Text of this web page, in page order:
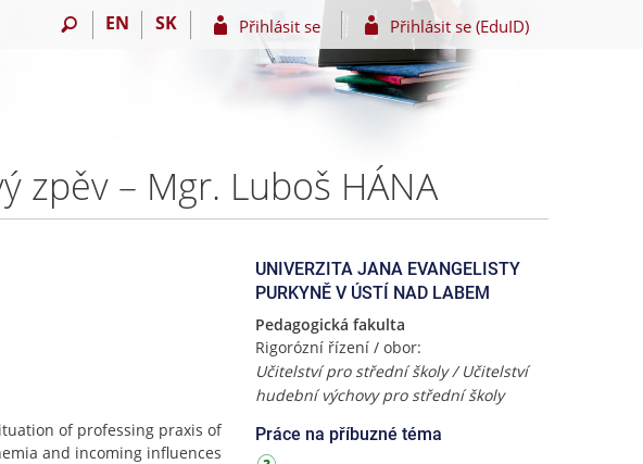
EN SK Přihlásit se Přihlásit se (EduID)
zpěv – Mgr. Luboš HÁNA
of professing praxis of
and incoming influences
UNIVERZITA JANA EVANGELISTY
PURKYNĚ V ÚSTÍ NAD LABEM
Pedagogická fakulta
Rigorózní řízení / obor:
Učitelství pro střední školy / Učitelství
hudební výchovy pro střední školy
Práce na příbuzné téma